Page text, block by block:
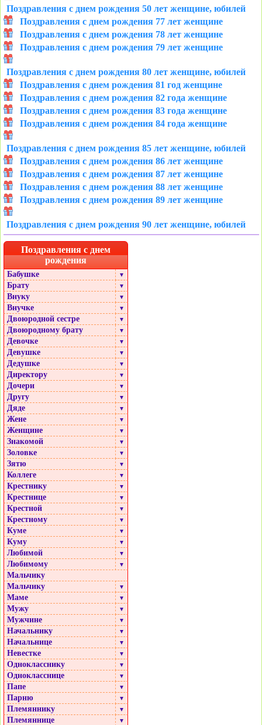
Поздравления с днем рождения 50 лет женщине, юбилей
Поздравления с днем рождения 77 лет женщине
Поздравления с днем рождения 78 лет женщине
Поздравления с днем рождения 79 лет женщине
Поздравления с днем рождения 80 лет женщине, юбилей
Поздравления с днем рождения 81 год женщине
Поздравления с днем рождения 82 года женщине
Поздравления с днем рождения 83 года женщине
Поздравления с днем рождения 84 года женщине
Поздравления с днем рождения 85 лет женщине, юбилей
Поздравления с днем рождения 86 лет женщине
Поздравления с днем рождения 87 лет женщине
Поздравления с днем рождения 88 лет женщине
Поздравления с днем рождения 89 лет женщине
Поздравления с днем рождения 90 лет женщине, юбилей
Поздравления с днем
рождения
Бабушке ▼
Брату ▼
Внуку ▼
Внучке ▼
Двоюродной сестре ▼
Двоюродному брату ▼
Девочке ▼
Девушке ▼
Дедушке ▼
Директору ▼
Дочери ▼
Другу ▼
Дяде ▼
Жене ▼
Женщине ▼
Знакомой ▼
Золовке ▼
Зятю ▼
Коллеге ▼
Крестнику ▼
Крестнице ▼
Крестной ▼
Крестному ▼
Куме ▼
Куму ▼
Любимой ▼
Любимому ▼
Мальчику
Мальчику
▼
Маме ▼
Мужу ▼
Мужчине ▼
Начальнику ▼
Начальнице ▼
Невестке ▼
Однокласснику ▼
Однокласснице ▼
Папе ▼
Парню ▼
Племяннику ▼
Племяннице ▼